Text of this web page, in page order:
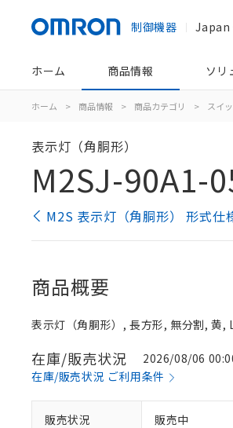
制御機器 Japan
ホーム 商品情報 ソリ
ホーム > 商品情報 > 商品カテゴリ > スイ
表示灯（角胴形）
M2SJ-90A1-
M2S 表示灯（角胴形） 形式仕
商品概要
表示灯（角胴形）, 長方形, 無分割, 黄,
在庫/販売状況
2026/08/06
在庫/販売状況 ご利用条件
販売状況 販売中